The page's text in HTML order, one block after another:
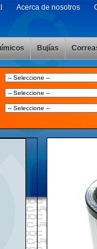
Acerca de nosotros
Bujías